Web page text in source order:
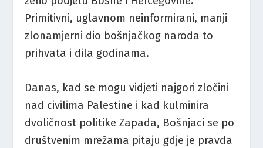
Primitivni, uglavnom neinformirani, manji
zlonamjerni dio bošnjačkog naroda to
prihvata i dila godinama.
Danas, kad se mogu vidjeti najgori zločini
nad civilima Palestine i kad kulminira
dvoličnost politike Zapada, Bošnjaci se po
društvenim mrežama pitaju gdje je pravda